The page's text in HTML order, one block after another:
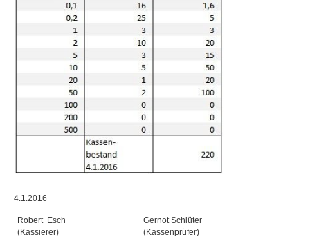
4.1.2016
Robert Esch
(Kassierer)
Gernot Schlüter
(Kassenprüfer)